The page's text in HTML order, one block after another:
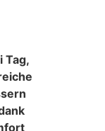
Tag,